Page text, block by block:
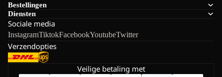
Bestellingen
Diensten
Sociale media
InstagramTiktokFacebookYoutubeTwitter
Verzendopties
Veilige betaling met